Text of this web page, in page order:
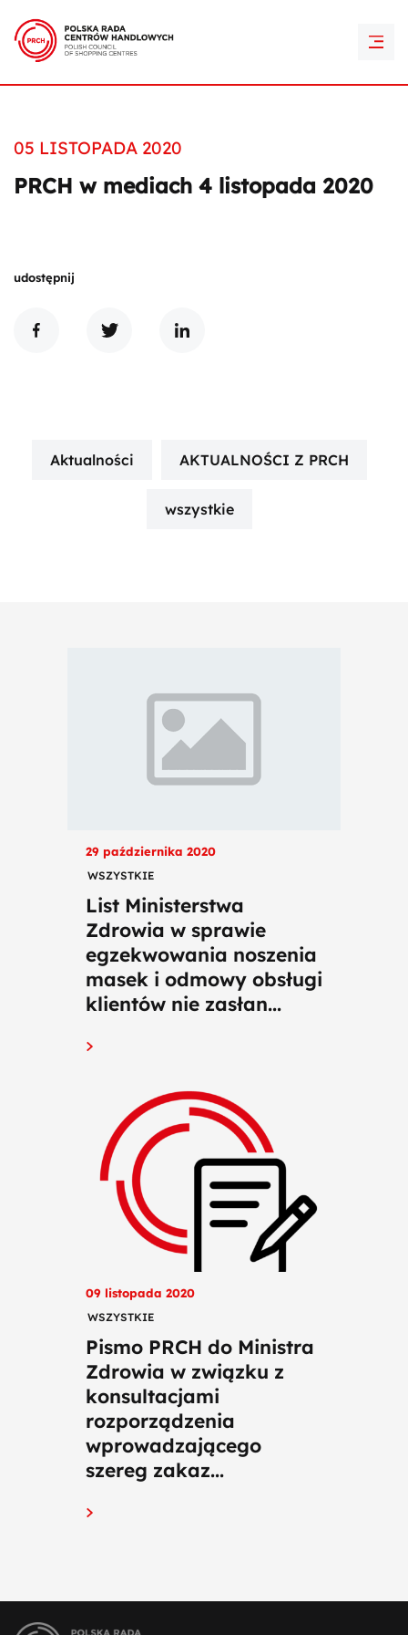
05 LISTOPADA 2020
PRCH w mediach 4 listopada 2020
udostępnij
Aktualności AKTUALNOŚCI Z PRCH
wszystkie
29 października 2020
WSZYSTKIE
List Ministerstwa
Zdrowia w sprawie
egzekwowania noszenia
masek i odmowy obsługi
klientów nie zasłan...
09 listopada 2020
WSZYSTKIE
Pismo PRCH do Ministra
Zdrowia w związku z
konsultacjami
rozporządzenia
wprowadzającego
szereg zakaz...